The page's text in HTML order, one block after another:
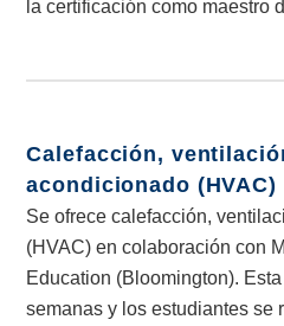
la certificación como maestro
Calefacción,
acondicionado (HVAC)
Se ofrece calefacción,
(HVAC) en colaboración con
Education (Bloomington).
semanas y los estudiantes se